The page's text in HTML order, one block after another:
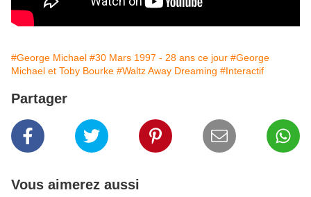
#George Michael #30 Mars 1997 - 28 ans ce jour #George
Michael et Toby Bourke #Waltz Away Dreaming #Interactif
Partager
Vous aimerez aussi